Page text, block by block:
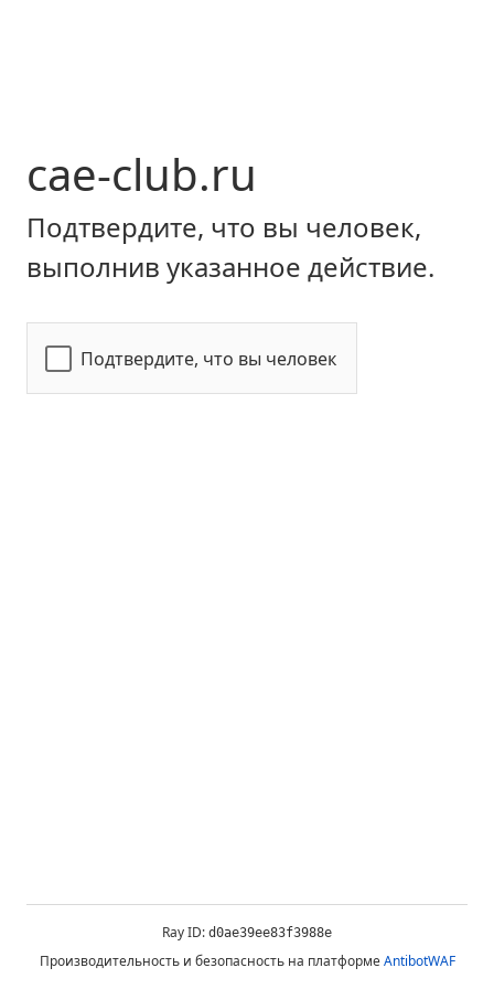
cae-club.ru
Подтвердите, что вы человек,
выполнив указанное действие.
Подтвердите, что вы человек
Ray ID: d0ae39ee83f3988e
Производительность и безопасность на платформеAntibotWAF